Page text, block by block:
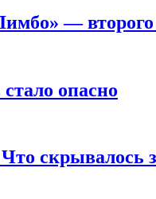
—
опасно
скрывалось